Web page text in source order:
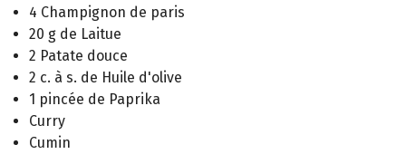
4 Champignon de paris
20 g de Laitue
2 Patate douce
2 c. à s. de Huile d'olive
1 pincée de Paprika
Curry
Cumin